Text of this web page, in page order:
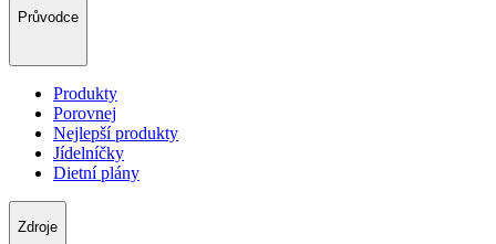
Průvodce
Produkty
Porovnej
Nejlepší produkty
Jídelníčky
Dietní plány
Zdroje